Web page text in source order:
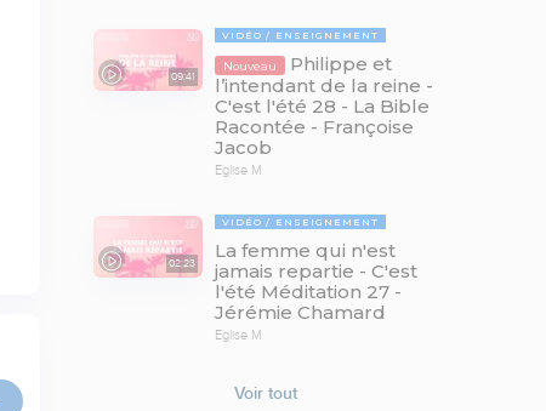
09:41
VIDÉO ENSEIGNEMENT
Nouveau
Philippe et
l’intendant de la reine -
C'est l'été 28 - La Bible
Racontée - Françoise
Jacob
Eglise M
02:23
VIDÉO ENSEIGNEMENT
La femme qui n'est
jamais repartie - C'est
l'été Méditation 27 -
Jérémie Chamard
Eglise M
Voir tout